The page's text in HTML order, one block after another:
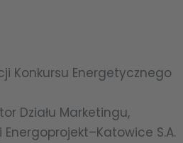
Konkursu Energetycznego
Działu Marketingu,
S.A.